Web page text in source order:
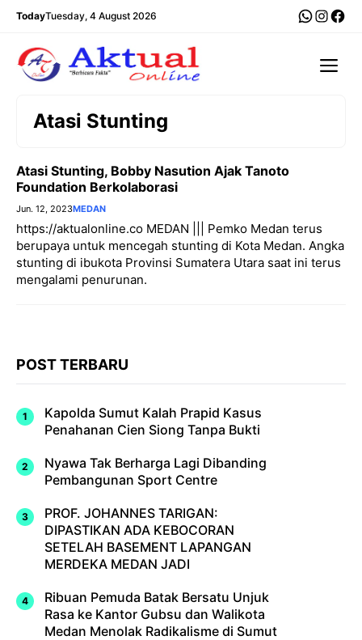
Langsung
TodayTuesday, 4 August 2026
Atasi Stunting
Atasi Stunting, Bobby Nasution Ajak Tanoto
Foundation Berkolaborasi
Jun. 12, 2023MEDAN
https://aktualonline.co MEDAN ||| Pemko Medan terus
berupaya untuk mencegah stunting di Kota Medan. Angka
stunting di ibukota Provinsi Sumatera Utara saat ini terus
mengalami penurunan.
POST TERBARU
Kapolda Sumut Kalah Prapid Kasus
Penahanan Cien Siong Tanpa Bukti
Nyawa Tak Berharga Lagi Dibanding
Pembangunan Sport Centre
PROF. JOHANNES TARIGAN:
DIPASTIKAN ADA KEBOCORAN
SETELAH BASEMENT LAPANGAN
MERDEKA MEDAN JADI
Ribuan Pemuda Batak Bersatu Unjuk
Rasa ke Kantor Gubsu dan Walikota
Medan Menolak Radikalisme di Sumut